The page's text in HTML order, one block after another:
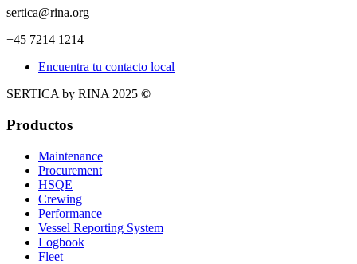
sertica@rina.org
+45 7214 1214
Encuentra tu contacto local
SERTICA by RINA 2025 ©
Productos
Maintenance
Procurement
HSQE
Crewing
Performance
Vessel Reporting System
Logbook
Fleet